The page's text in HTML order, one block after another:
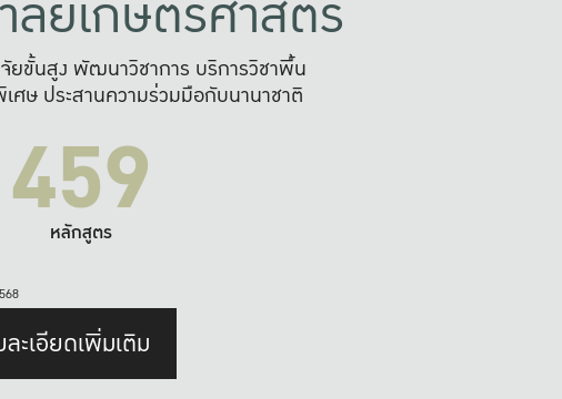
ลัยเกษตรศาสตร์
ยขั้นสูง พัฒนาวิชาการ บริการวิชาพื้น
ศษ ประสานความร่วมมือกับนานาชาติ
459
หลักสูตร
ละเอียดเพิ่มเติม